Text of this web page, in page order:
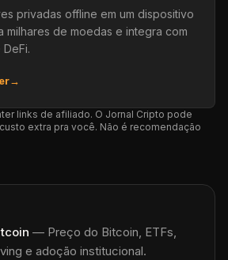
privadas offline em um dispositivo
milhares de moedas e integra com
→
links de afiliado. O Jornal Cripto pode
extra pra você. Não é recomendação
— Preço do Bitcoin, ETFs,
e adoção institucional.